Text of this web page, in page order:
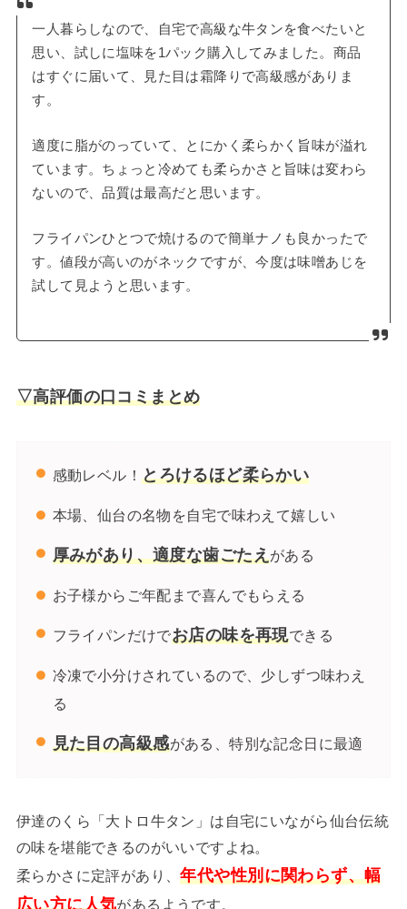
一人暮らしなので、自宅で高級な牛タンを食べたいと
思い、試しに塩味を1パック購入してみました。商品
はすぐに届いて、見た目は霜降りで高級感がありま
す。
適度に脂がのっていて、とにかく柔らかく旨味が溢れ
ています。ちょっと冷めても柔らかさと旨味は変わら
ないので、品質は最高だと思います。
フライパンひとつで焼けるので簡単ナノも良かったで
す。値段が高いのがネックですが、今度は味噌あじを
試して見ようと思います。
▽高評価の口コミまとめ
感動レベル！とろけるほど柔らかい
本場、仙台の名物を自宅で味わえて嬉しい
厚みがあり、適度な歯ごたえがある
お子様からご年配まで喜んでもらえる
フライパンだけでお店の味を再現できる
冷凍で小分けされているので、少しずつ味わえ
る
見た目の高級感がある、特別な記念日に最適
伊達のくら「大トロ牛タン」は自宅にいながら仙台伝統
の味を堪能できるのがいいですよね。
柔らかさに定評があり、年代や性別に関わらず、幅
広い方に人気があるようです。